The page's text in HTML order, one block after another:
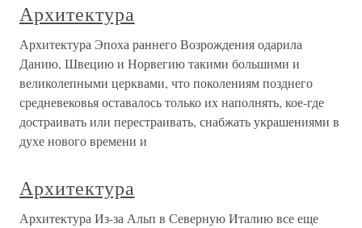
Архитектура
Архитектура Эпоха раннего Возрождения одарила
Данию, Швецию и Норвегию такими большими и
великолепными церквами, что поколениям позднего
средневековья оставалось только их наполнять, кое-где
достраивать или перестраивать, снабжать украшениями в
духе нового времени и
Архитектура
Архитектура Из-за Альп в Северную Италию все еще